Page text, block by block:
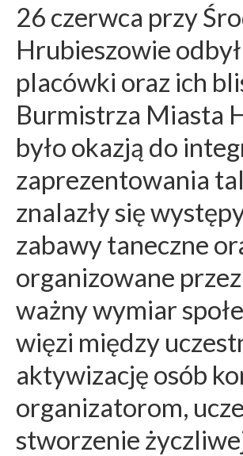
26 czerwca przy
Hrubieszowie
placówki oraz ich
Burmistrza Miasta
było okazją do
zaprezentowania
znalazły się
zabawy taneczne
organizowane
ważny wymiar
więzi między
aktywizację osób
organizatorom,
stworzenie